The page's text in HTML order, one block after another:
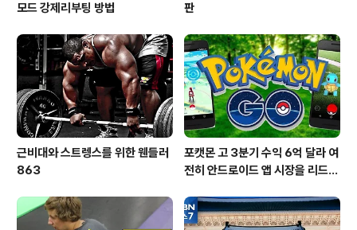
모드 강제리부팅 방법
판
근비대와 스트렝스를 위한 웬들러
863
포캣몬 고 3분기 수익 6억 달라 여
전히 안드로이드 앱 시장을 리드